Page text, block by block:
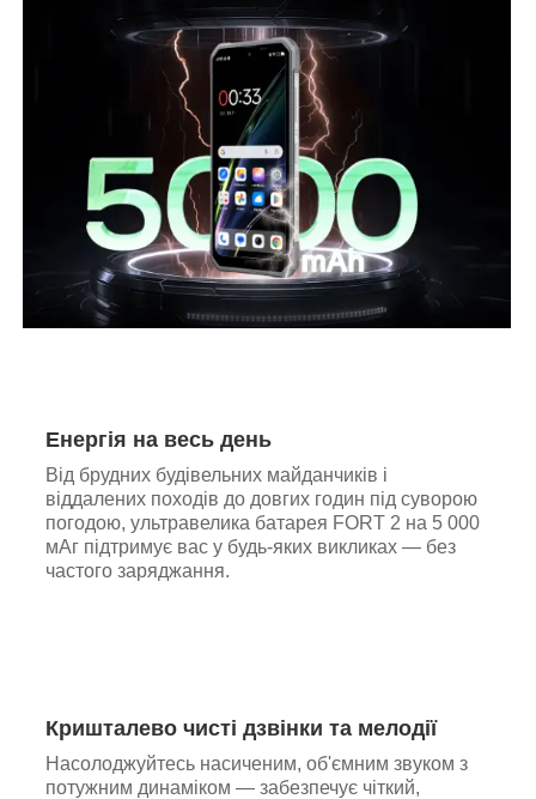
Енергія на весь день
Від брудних будівельних майданчиків і
віддалених походів до довгих годин під суворою
погодою, ультравелика батарея FORT 2 на 5 000
мАг підтримує вас у будь-яких викликах — без
частого заряджання.
Кришталево чисті дзвінки та мелодії
Насолоджуйтесь насиченим, об'ємним звуком з
потужним динаміком — забезпечує чіткий,